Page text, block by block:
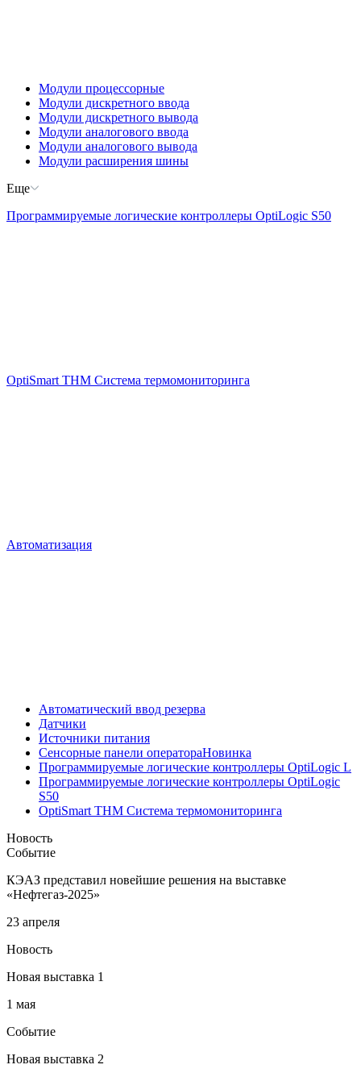
Модули процессорные
Модули дискретного ввода
Модули дискретного вывода
Модули аналогового ввода
Модули аналогового вывода
Модули расширения шины
Еще
Программируемые логические контроллеры OptiLogic S50
OptiSmart THM Система термомониторинга
Автоматизация
Автоматический ввод резерва
Датчики
Источники питания
Сенсорные панели оператораНовинка
Программируемые логические контроллеры OptiLogic L
Программируемые логические контроллеры OptiLogic
S50
OptiSmart THM Система термомониторинга
Новость
Событие
КЭАЗ представил новейшие решения на выставке
«Нефтегаз-2025»
23 апреля
Новость
Новая выставка 1
1 мая
Событие
Новая выставка 2